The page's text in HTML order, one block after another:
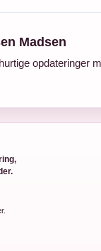
Madsen
opdateringer